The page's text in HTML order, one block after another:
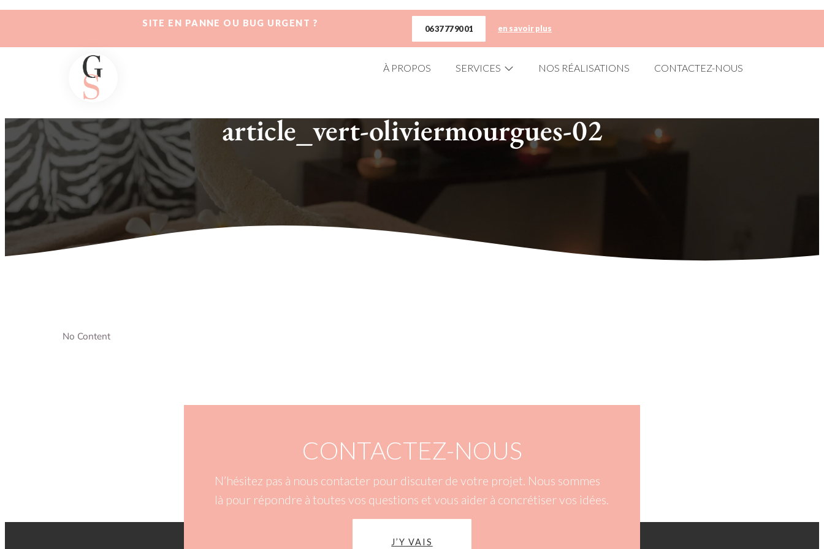
SITE EN PANNE OU BUG URGENT ?
06 37 77 90 01 en savoir plus
À PROPOS SERVICES NOS RÉALISATIONS CONTACTEZ-NOUS
article_vert-oliviermourgues-02
No Content
CONTACTEZ-NOUS
N’hésitez pas à nous contacter pour discuter de votre projet. Nous sommes
là pour répondre à toutes vos questions et vous aider à concrétiser vos idées.
J’Y VAIS